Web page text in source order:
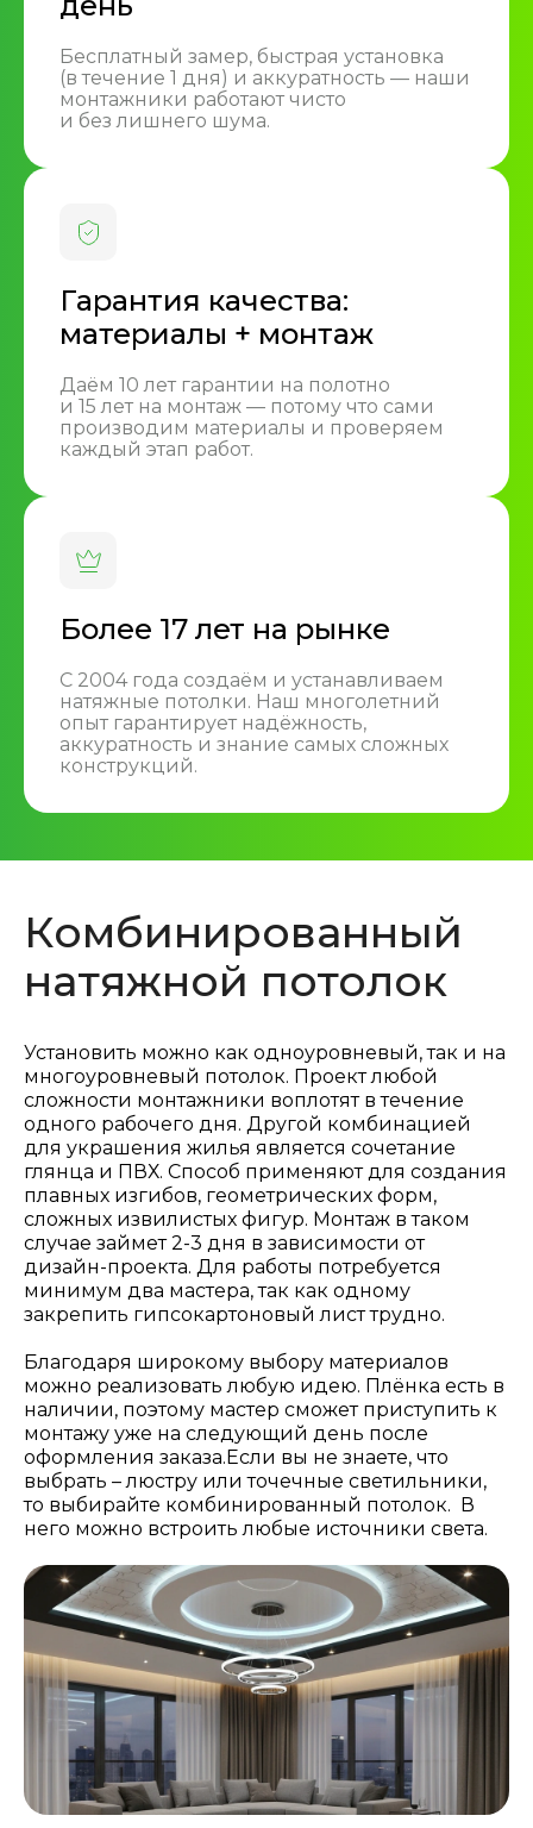
Бесплатный замер, быстрая установка
(в течение 1 дня) и аккуратность — наши
монтажники работают чисто
и без лишнего шума.
Гарантия качества:
материалы + монтаж
Даём 10 лет гарантии на полотно
и 15 лет на монтаж — потому что сами
производим материалы и проверяем
каждый этап работ.
Более 17 лет на рынке
С 2004 года создаём и устанавливаем
натяжные потолки. Наш многолетний
опыт гарантирует надёжность,
аккуратность и знание самых сложных
конструкций.
Комбинированный
натяжной потолок
Установить можно как одноуровневый, так и на
многоуровневый потолок. Проект любой
сложности монтажники воплотят в течение
одного рабочего дня. Другой комбинацией
для украшения жилья является сочетание
глянца и ПВХ. Способ применяют для создания
плавных изгибов, геометрических форм,
сложных извилистых фигур. Монтаж в таком
случае займет 2-3 дня в зависимости от
дизайн-проекта. Для работы потребуется
минимум два мастера, так как одному
закрепить гипсокартоновый лист трудно.
Благодаря широкому выбору материалов
можно реализовать любую идею. Плёнка есть в
наличии, поэтому мастер сможет приступить к
монтажу уже на следующий день после
оформления заказа.Если вы не знаете, что
выбрать – люстру или точечные светильники,
то выбирайте комбинированный потолок. В
него можно встроить любые источники света.